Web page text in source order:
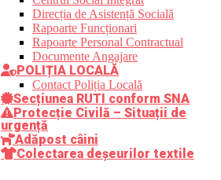
Direcția de Asistență Socială
Rapoarte Funcționari
Rapoarte Personal Contractual
Documente Angajare
POLIȚIA LOCALĂ
Contact Poliția Locală
Secțiunea RUTI conform SNA
Protecție Civilă – Situații de
urgență
Adăpost câini
Colectarea deșeurilor textile